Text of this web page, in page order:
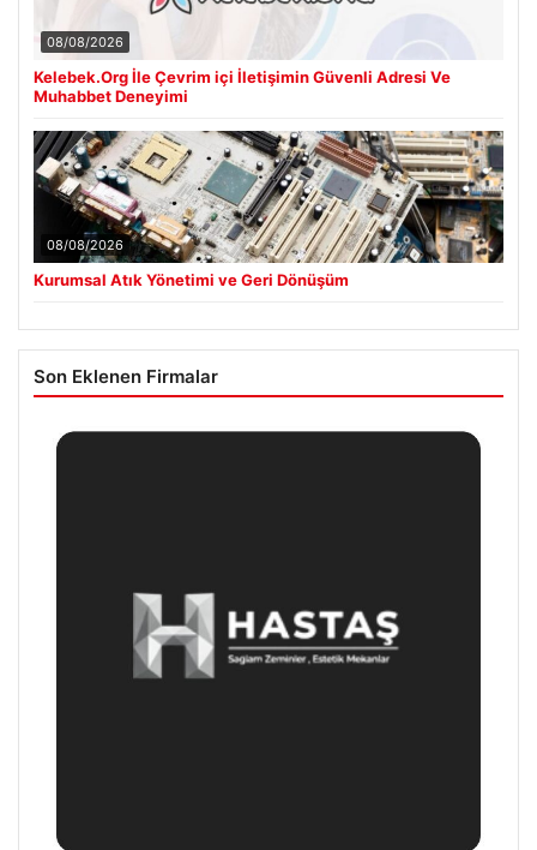
08/08/2026
Kelebek.Org İle Çevrim içi İletişimin Güvenli Adresi Ve
Muhabbet Deneyimi
08/08/2026
Kurumsal Atık Yönetimi ve Geri Dönüşüm
Son Eklenen Firmalar